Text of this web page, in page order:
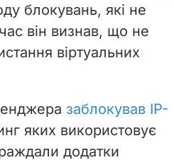
блокувань, які не
він визнав, що не
віртуальних
заблокував IP-
яких використовує
додатки